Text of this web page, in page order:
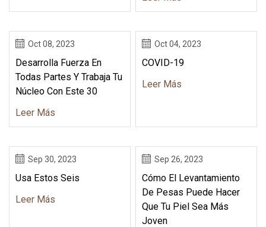
Oct 08, 2023
Desarrolla Fuerza En
Todas Partes Y Trabaja Tu
Núcleo Con Este 30
Leer Más
Oct 04, 2023
COVID-19
Leer Más
Sep 30, 2023
Usa Estos Seis
Leer Más
Sep 26, 2023
Cómo El Levantamiento
De Pesas Puede Hacer
Que Tu Piel Sea Más
Joven